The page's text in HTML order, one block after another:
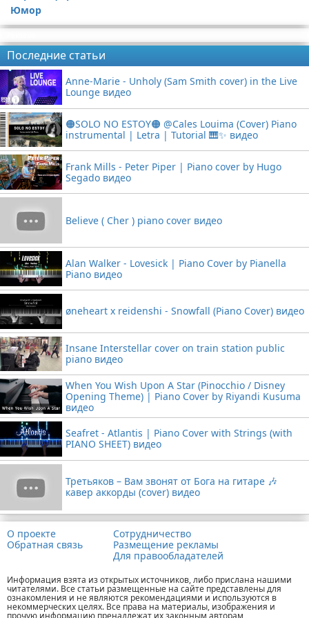
Статьи про гитары
Видео с игрой на фортепиано
Юмор
Последние статьи
Anne-Marie - Unholy (Sam Smith cover) in the Live
Lounge видео
🟠SOLO NO ESTOY🟠 @Cales Louima (Cover) Piano
instrumental | Letra | Tutorial 🎹✨ видео
Frank Mills - Peter Piper | Piano cover by Hugo
Segado видео
Believe ( Cher ) piano cover видео
Alan Walker - Lovesick | Piano Cover by Pianella
Piano видео
øneheart x reidenshi - Snowfall (Piano Cover) видео
Insane Interstellar cover on train station public
piano видео
When You Wish Upon A Star (Pinocchio / Disney
Opening Theme) | Piano Cover by Riyandi Kusuma
видео
Seafret - Atlantis | Piano Cover with Strings (with
PIANO SHEET) видео
Третьяков – Вам звонят от Бога на гитаре 🎶
кавер аккорды (cover) видео
О проекте
Обратная связь
Сотрудничество
Размещение рекламы
Для правообладателей
Информация взята из открытых источников, либо прислана нашими
читателями. Все статьи размещенные на сайте представлены для
ознакомления и не являются рекомендациями и используются в
некоммерческих целях. Все права на материалы, изображения и
прочую информацию пренадлежат их законным авторам